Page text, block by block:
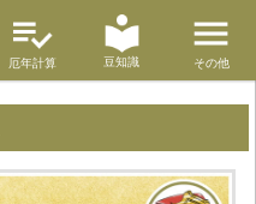
厄年計算 豆知識 その他